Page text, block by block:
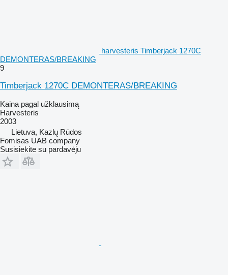
harvesteris Timberjack 1270C
DEMONTERAS/BREAKING
9
Timberjack 1270C DEMONTERAS/BREAKING
Kaina pagal užklausimą
Harvesteris
2003
Lietuva, Kazlų Rūdos
Fomisas UAB company
Susisiekite su pardavėju